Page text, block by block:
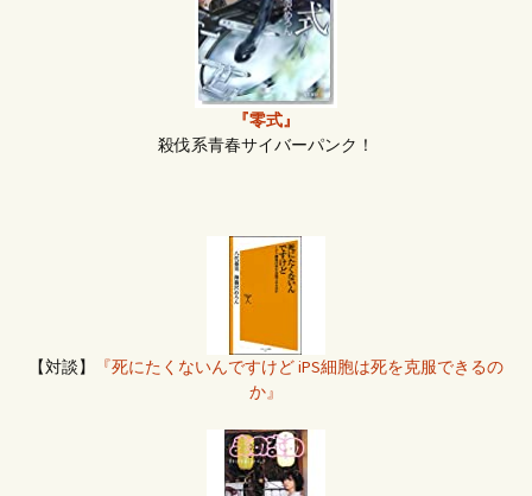
『零式』
殺伐系青春サイバーパンク！
【対談】
『死にたくないんですけど iPS細胞は死を克服できるの
か』